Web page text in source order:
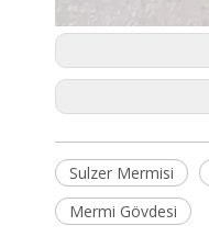
Sulzer Mermisi
Mermi Gövdesi